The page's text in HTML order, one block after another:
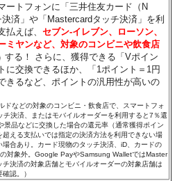
ートフォンに「三井住友カード（N
済」や「Mastercardタッチ決済」を利
払えば、セブン‐イレブン、ローソン、
ミヤンなど、対象のコンビニや飲食店
する！ さらに、獲得できる「Vポイン
に交換できるほか、「1ポイント＝1円
きるなど、ポイントの汎用性が高いの
ドなどの対象のコンビニ・飲食店で、スマートフォ
決済、またはモバイルオーダーを利用すると7％還
品などに交換した場合の還元率（通常獲得ポイン
える支払いでは指定の決済方法を利用できない場
合あり。カード現物のタッチ決済、iD、カードの
対象外。Google PayやSamsung WalletではMaster
決済の対象店舗とモバイルオーダーの対象店舗は
認。）